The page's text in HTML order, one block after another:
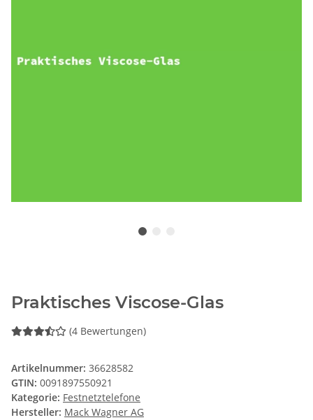
Praktisches Viscose-Glas
(4 Bewertungen)
Artikelnummer: 36628582
GTIN: 0091897550921
Kategorie: Festnetztelefone
Hersteller: Mack Wagner AG